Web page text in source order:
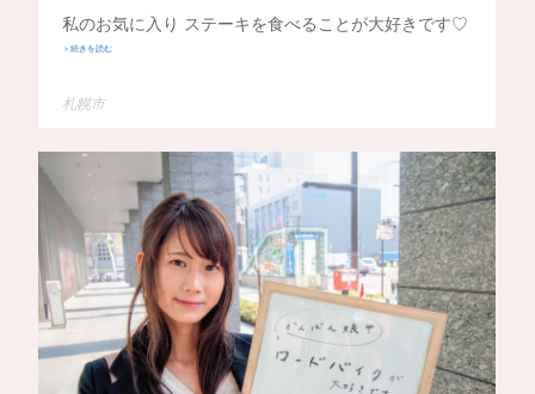
私のお気に入り ステーキを食べることが大好きです♡
＞続きを読む
札幌市